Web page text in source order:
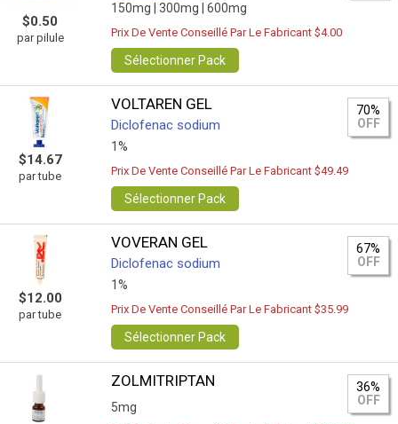
$0.50
par pilule
150mg | 300mg | 600mg
Prix De Vente Conseillé Par Le Fabricant $4.00
Sélectionner Pack
$14.67
par tube
VOLTAREN GEL
Diclofenac sodium
1%
70%
OFF
Prix De Vente Conseillé Par Le Fabricant $49.49
Sélectionner Pack
$12.00
par tube
VOVERAN GEL
Diclofenac sodium
1%
67%
OFF
Prix De Vente Conseillé Par Le Fabricant $35.99
Sélectionner Pack
ZOLMITRIPTAN
5mg
36%
OFF